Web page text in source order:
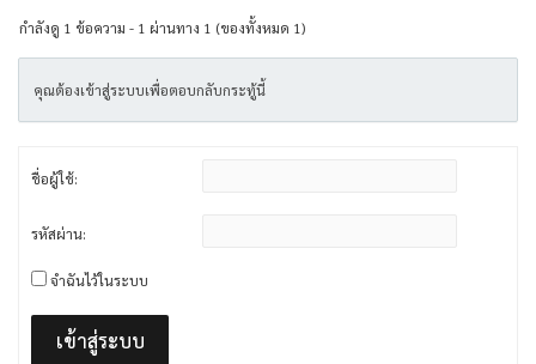
กำลังดู 1 ข้อความ - 1 ผ่านทาง 1 (ของทั้งหมด 1)
คุณต้องเข้าสู่ระบบเพื่อตอบกลับกระทู้นี้
ชื่อผู้ใช้:
รหัสผ่าน:
จำฉันไว้ในระบบ
เข้าสู่ระบบ